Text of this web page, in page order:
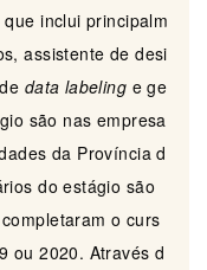
inclui principalm
assistente de desi
data labeling e ge
são nas empresa
da Província d
do estágio são
o curs
ou 2020. Através d